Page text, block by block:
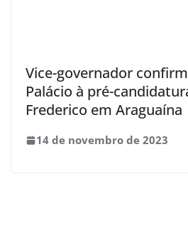
Vice-governador
Palácio à pré-
Frederico em Araguaína
14 de novembro de 2023